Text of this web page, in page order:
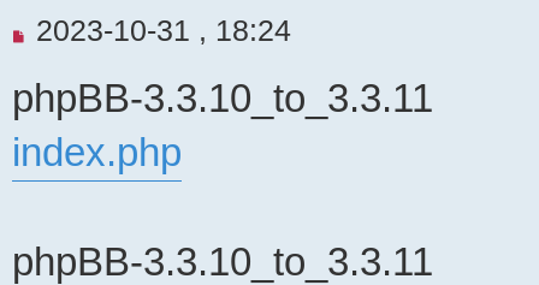
未
讀
文
章
2023-10-31 , 18:24
phpBB-3.3.10_to_3.3.11
index.php
phpBB-3.3.10_to_3.3.11